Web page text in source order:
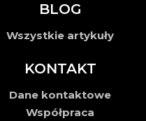
BLOG
Wszystkie artykuły
KONTAKT
Dane kontaktowe
Współpraca